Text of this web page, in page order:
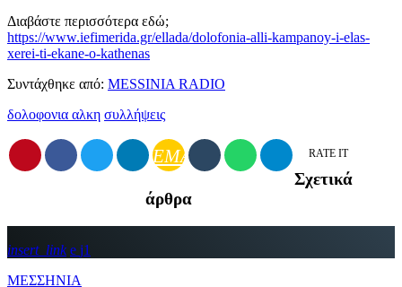
Διαβάστε περισσότερα εδώ;
https://www.iefimerida.gr/ellada/dolofonia-alli-kampanoy-i-elas-
xerei-ti-ekane-o-kathenas
Συντάχθηκε από: MESSINIA RADIO
δολοφονια αλκη συλλήψεις
EMAIL RATE IT
Σχετικά
άρθρα
insert_link
1
ΜΕΣΣΗΝΙΑ